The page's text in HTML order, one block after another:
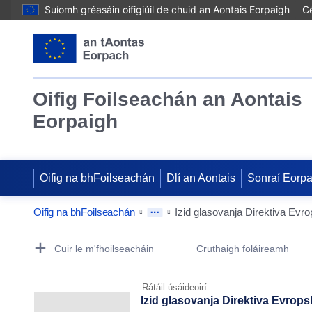
Suíomh gréasáin oifigiúil de chuid an Aontais Eorpaigh
Oifig Foilseachán an Aontais
Eorpaigh
Oifig na bhFoilseachán Dlí an Aontais Sonraí
Oifig na bhFoilseachán
Publication Detail Actions Portlet
Cuir le m'fhoilseacháin Cruthaigh foláireamh
Rátáil úsáideoirí
Izid glasovanja Direktiva